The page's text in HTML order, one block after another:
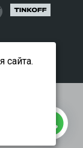
сайта.